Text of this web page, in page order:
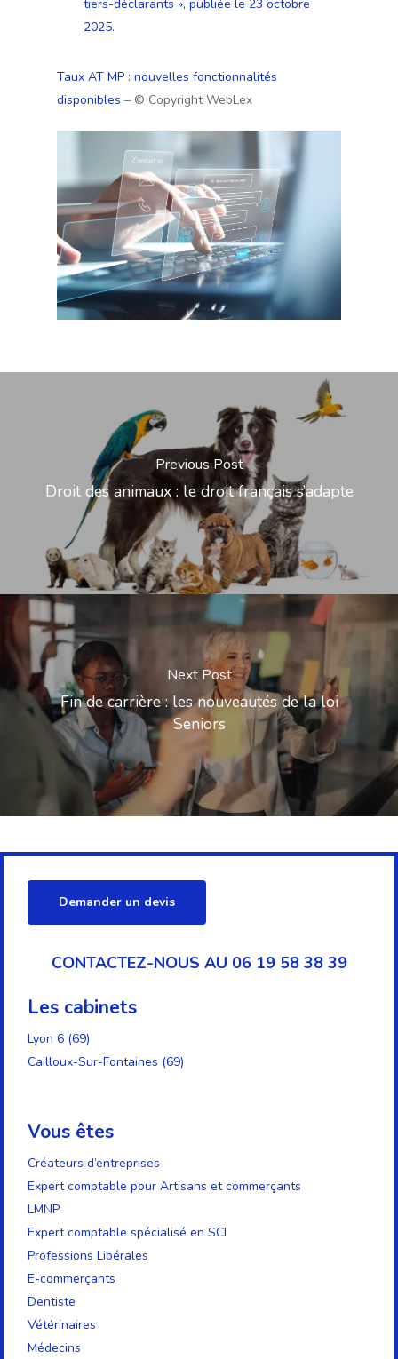
tiers-déclarants », publiée le 23 octobre
2025.
Taux AT MP : nouvelles fonctionnalités
disponibles – © Copyright WebLex
Previous Post
Droit des animaux : le droit français s’adapte
Next Post
Fin de carrière : les nouveautés de la loi
Seniors
Demander un devis
CONTACTEZ-NOUS AU 06 19 58 38 39
Les cabinets
Lyon 6 (69)
Cailloux-Sur-Fontaines (69)
Vous êtes
Créateurs d’entreprises
Expert comptable pour Artisans et commerçants
LMNP
Expert comptable spécialisé en SCI
Professions Libérales
E-commerçants
Dentiste
Vétérinaires
Médecins